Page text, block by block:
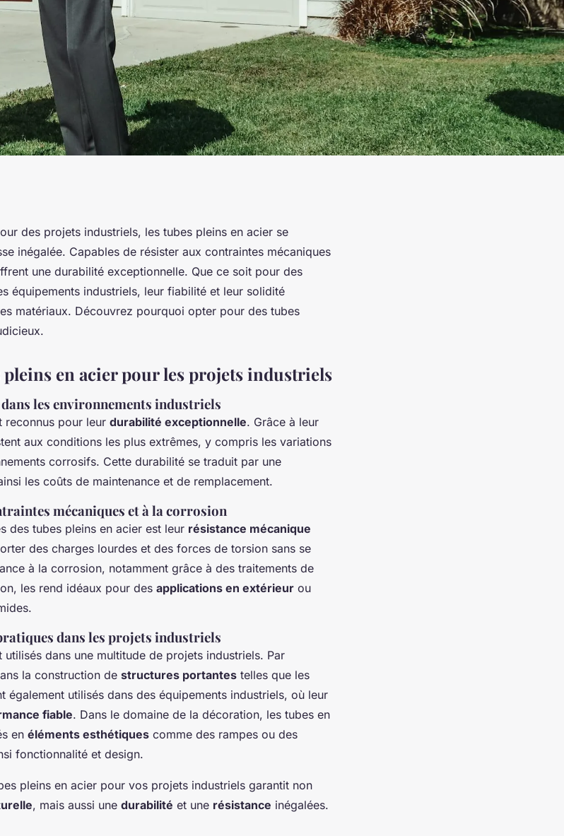
acier :
des projets industriels, les tubes pleins en acier se
inégalée. Capables de résister aux contraintes mécaniques
une durabilité exceptionnelle. Que ce soit pour des
équipements industriels, leur fiabilité et leur solidité
matériaux. Découvrez pourquoi opter pour des tubes
pleins en acier pour les projets industriels
les environnements industriels
reconnus pour leur durabilité exceptionnelle. Grâce à leur
aux conditions les plus extrêmes, y compris les variations
corrosifs. Cette durabilité se traduit par une
les coûts de maintenance et de remplacement.
mécaniques et à la corrosion
des tubes pleins en acier est leur résistance mécanique
des charges lourdes et des forces de torsion sans se
à la corrosion, notamment grâce à des traitements de
les rend idéaux pour des applications en extérieur ou
dans les projets industriels
utilisés dans une multitude de projets industriels. Par
la construction de structures portantes telles que les
également utilisés dans des équipements industriels, où leur
fiable. Dans le domaine de la décoration, les tubes en
en éléments esthétiques comme des rampes ou des
fonctionnalité et design.
pleins en acier pour vos projets industriels garantit non
, mais aussi une durabilité et une résistance inégalées.